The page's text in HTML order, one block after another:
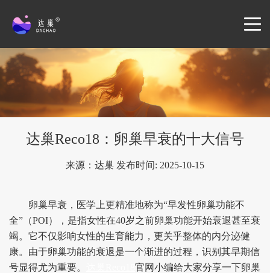
达巢Reco18：卵巢早衰的十大信号
来源：达巢 发布时间: 2025-10-15
卵巢早衰，医学上更精准地称为“早发性卵巢功能不
全”（POI），是指女性在40岁之前卵巢功能开始衰退甚至衰
竭。它不仅影响女性的生育能力，更关乎整体的内分泌健
康。由于卵巢功能的衰退是一个渐进的过程，识别其早期信
号显得尤为重要。
官网小编给大家分享一下卵巢